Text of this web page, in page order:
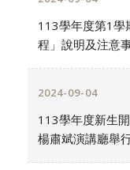
113學年度第1學
程」說明及注意
2024-09-04
113學年度新生
楊肅斌演講廳舉